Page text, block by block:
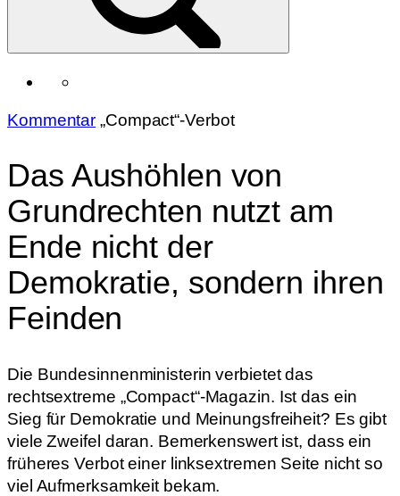
Kommentar „Compact“-Verbot
Das Aushöhlen von
Grundrechten nutzt am
Ende nicht der
Demokratie, sondern ihren
Feinden
Die Bundesinnenministerin verbietet das
rechtsextreme „Compact“-Magazin. Ist das ein
Sieg für Demokratie und Meinungsfreiheit? Es gibt
viele Zweifel daran. Bemerkenswert ist, dass ein
früheres Verbot einer linksextremen Seite nicht so
viel Aufmerksamkeit bekam.